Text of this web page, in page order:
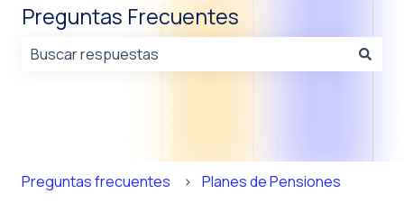
Preguntas Frecuentes
Preguntas frecuentes Planes de Pensiones